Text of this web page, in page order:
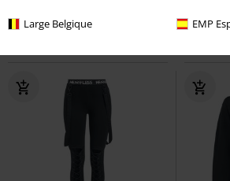
Large Belgique EMP